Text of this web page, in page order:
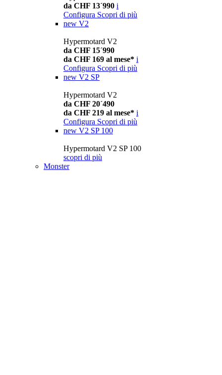
da CHF 13´990 i
Configura Scopri di più
new V2
Hypermotard V2
da CHF 15´990
da CHF 169 al mese* i
Configura Scopri di più
new V2 SP
Hypermotard V2
da CHF 20´490
da CHF 219 al mese* i
Configura Scopri di più
new V2 SP 100
Hypermotard V2 SP 100
scopri di più
Monster